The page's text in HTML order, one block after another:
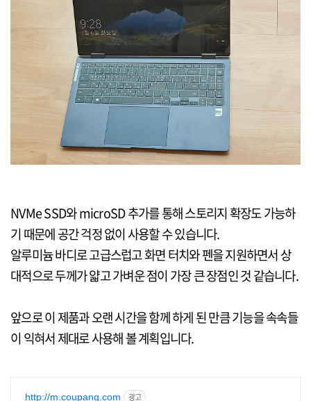
NVMe SSD와 microSD 추가를 통해 스토리지 확장도 가능하
기 때문에 공간 걱정 없이 사용할 수 있습니다.
알루미늄 바디로 고급스럽고 화면 터치와 펜을 지원하면서 상
대적으로 두께가 얇고 가벼운 점이 가장 큰 장점인 것 같습니다.
앞으로 이 제품과 오랜 시간을 함께 하게 된 만큼 기능을 속속들
이 익혀서 제대로 사용해 볼 계획입니다.
http://m.coupang.com 광고